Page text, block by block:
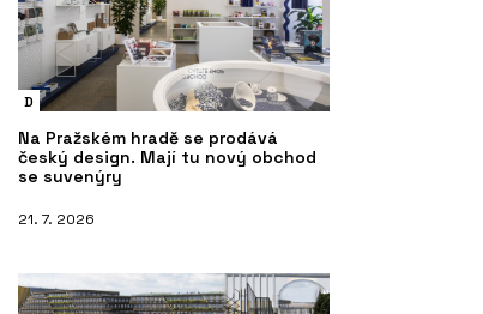
D
Na Pražském hradě se prodává
český design. Mají tu nový obchod
se suvenýry
21. 7. 2026